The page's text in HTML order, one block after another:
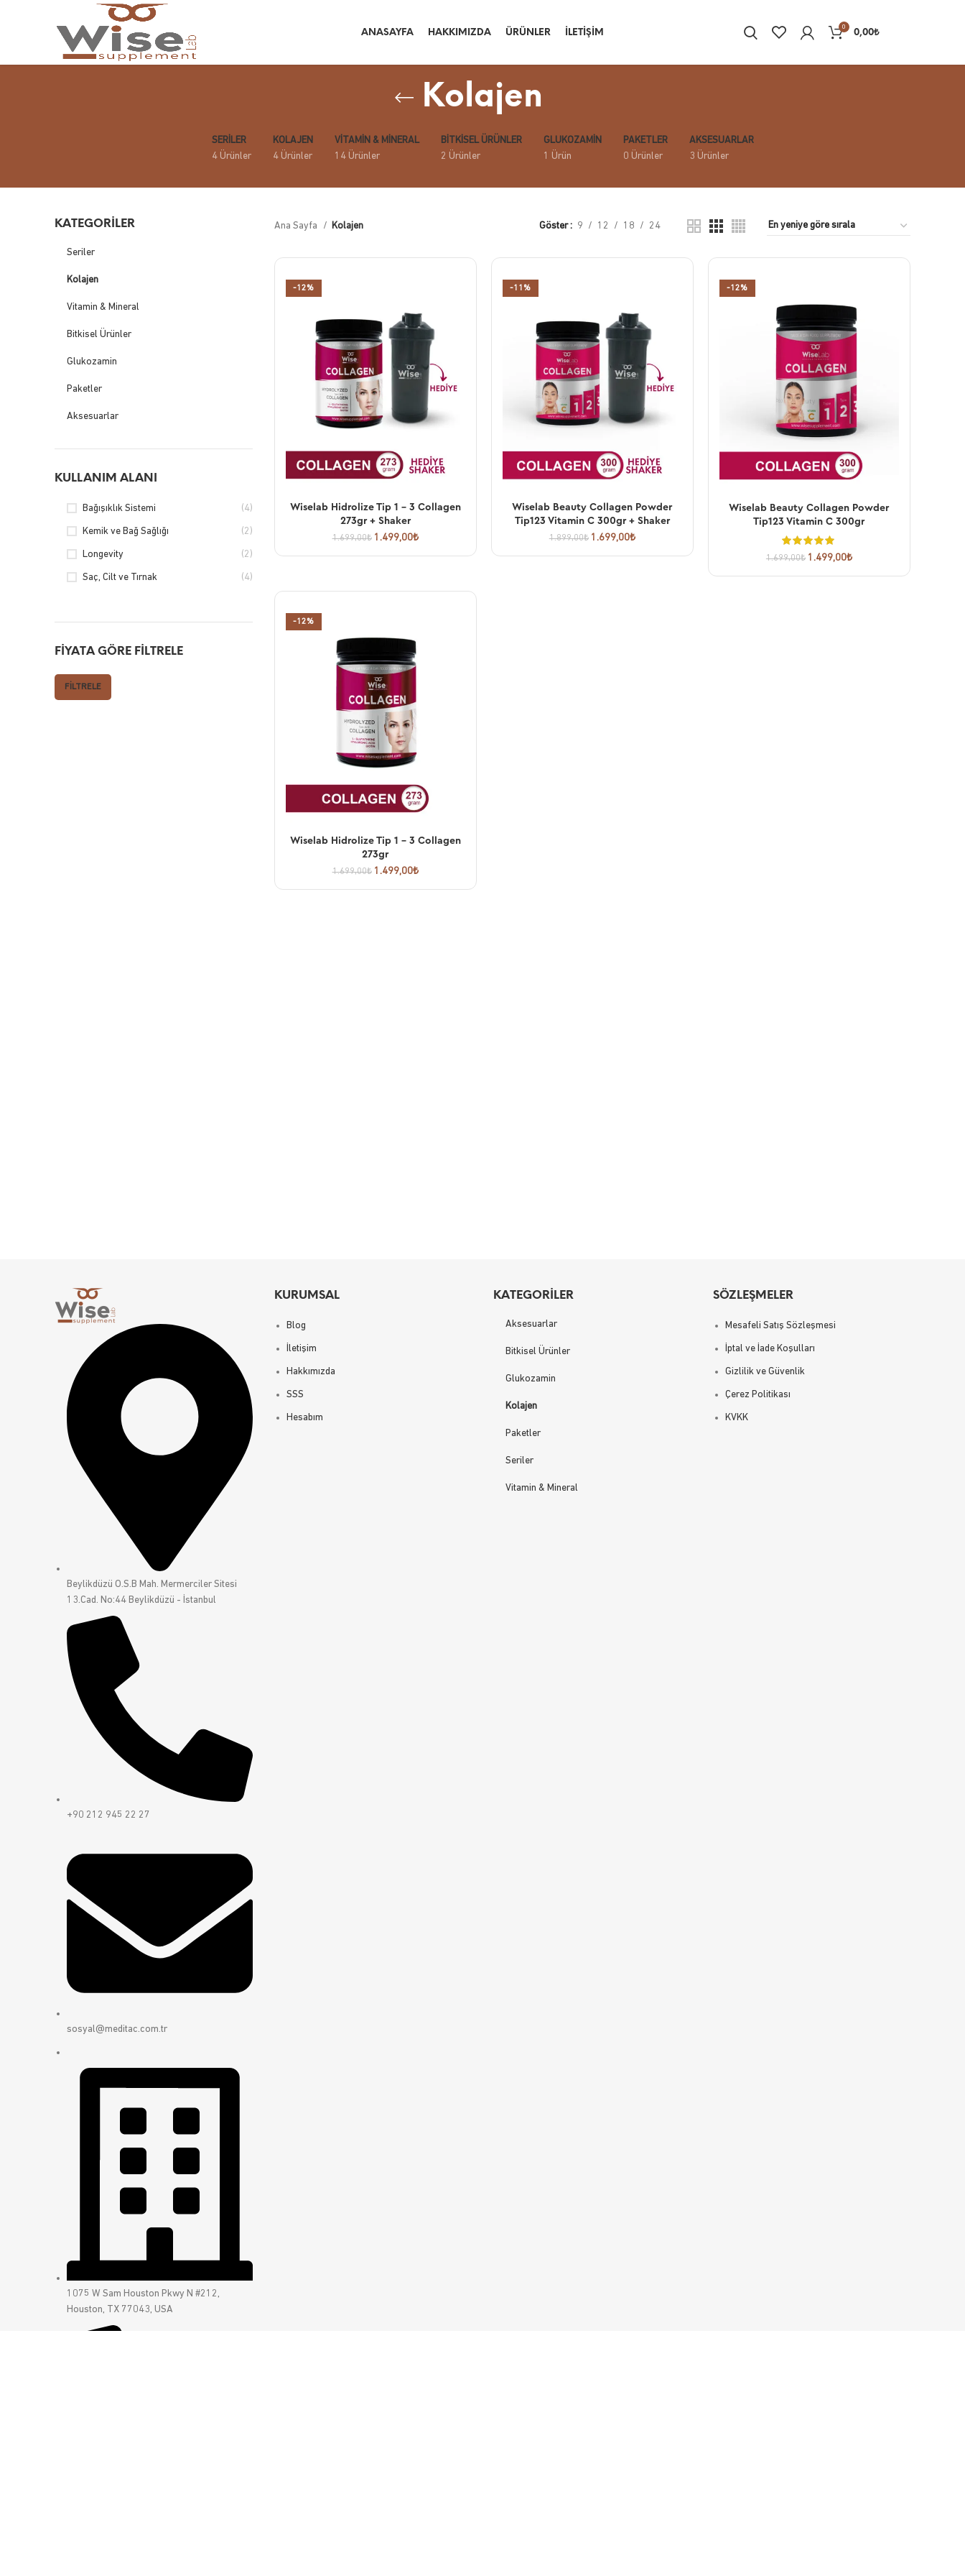
ANASAYFA HAKKIMIZDA ÜRÜNLER İLETIŞIM
0
0,00₺
Kolajen
SERILER
4 Ürünler
KOLAJEN
4 Ürünler
VITAMIN & MINERAL
14 Ürünler
BITKISEL ÜRÜNLER
2 Ürünler
GLUKOZAMIN
1 Ürün
PAKETLER
0 Ürünler
AKSESUARLAR
3 Ürünler
KATEGORILER
Seriler
Kolajen
Vitamin & Mineral
Bitkisel Ürünler
Glukozamin
Paketler
Aksesuarlar
KULLANIM ALANI
Bağışıklık Sistemi (4)
Kemik ve Bağ Sağlığı (2)
Longevity (2)
Saç, Cilt ve Tırnak (4)
FIYATA GÖRE FILTRELE
FILTRELE
Ana Sayfa Kolajen Göster 9 12 18 24
-12%
SEPETE EKLE
Wiselab Hidrolize Tip 1 – 3 Collagen
273gr + Shaker
1.699,00₺ 1.499,00₺
-11%
SEPETE EKLE
Wiselab Beauty Collagen Powder
Tip123 Vitamin C 300gr + Shaker
1.899,00₺ 1.699,00₺
-12%
SEPETE EKLE
Wiselab Beauty Collagen Powder
Tip123 Vitamin C 300gr
1.699,00₺ 1.499,00₺
-12%
SEPETE EKLE
Wiselab Hidrolize Tip 1 – 3 Collagen
273gr
1.699,00₺ 1.499,00₺
Beylikdüzü O.S.B Mah. Mermerciler Sitesi
13.Cad. No:44 Beylikdüzü - İstanbul
+90 212 945 22 27
sosyal@meditac.com.tr
1075 W Sam Houston Pkwy N #212,
Houston, TX 77043, USA
KURUMSAL
Blog
İletişim
Hakkımızda
SSS
Hesabım
KATEGORILER
Aksesuarlar
Bitkisel Ürünler
Glukozamin
Kolajen
Paketler
Seriler
Vitamin & Mineral
SÖZLEŞMELER
Mesafeli Satış Sözleşmesi
İptal ve İade Koşulları
Gizlilik ve Güvenlik
Çerez Politikası
KVKK